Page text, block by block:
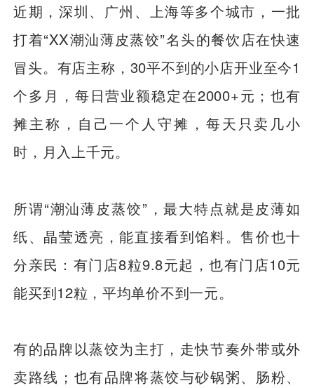
近期，深圳、广州、上海等多个城市，一批
打着“XX潮汕薄皮蒸饺”名头的餐饮店在快速
冒头。有店主称，30平不到的小店开业至今1
个多月，每日营业额稳定在2000+元；也有
摊主称，自己一个人守摊，每天只卖几小
时，月入上千元。
所谓“潮汕薄皮蒸饺”，最大特点就是皮薄如
纸、晶莹透亮，能直接看到馅料。售价也十
分亲民：有门店8粒9.8元起，也有门店10元
能买到12粒，平均单价不到一元。
有的品牌以蒸饺为主打，走快节奏外带或外
卖路线；也有品牌将蒸饺与砂锅粥、肠粉、